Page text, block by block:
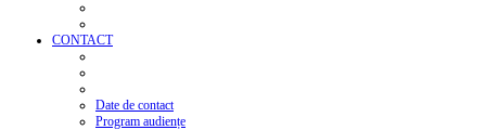
CONTACT
Date de contact
Program audiențe